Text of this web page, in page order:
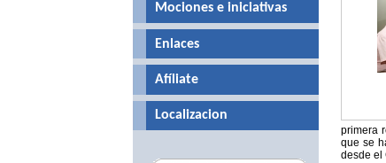
primera
que se
desde el
Mociones e iniciativas
Enlaces
Afíliate
Localizacion